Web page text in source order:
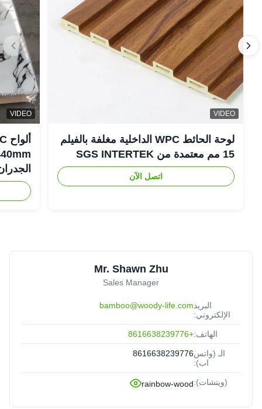
VIDEO
لوحة الحائط WPC الداخلية مغلفة بالفيلم
15 مم معتمدة من SGS INTERTEK
اتصل الآن
VIDEO
Mr. Shawn Zhu
Sales Manager
البريد
الإلكتروني:
bamboo@woody-life.com
الهاتف:+8616638239776
الـ (واتس
اب):
8616638239776
(ويتشات):rainbow-wood